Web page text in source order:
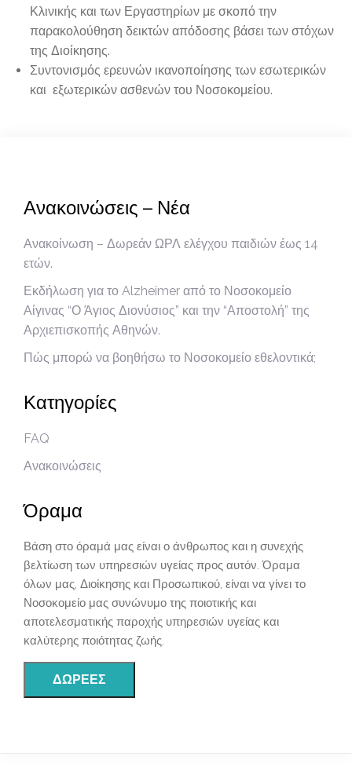
Κλινικής και των Εργαστηρίων με σκοπό την
παρακολούθηση δεικτών απόδοσης βάσει των στόχων
της Διοίκησης.
Συντονισμός ερευνών ικανοποίησης των εσωτερικών
και εξωτερικών ασθενών του Νοσοκομείου.
Ανακοινώσεις – Νέα
Ανακοίνωση – Δωρεάν ΩΡΛ ελέγχου παιδιών έως 14
ετών.
Εκδήλωση για το Alzheimer από το Νοσοκομείο
Αίγινας “Ο Άγιος Διονύσιος” και την “Αποστολή” της
Αρχιεπισκοπής Αθηνών.
Πώς μπορώ να βοηθήσω το Νοσοκομείο εθελοντικά;
Κατηγορίες
FAQ
Ανακοινώσεις
Όραμα
Βάση στο όραμά μας είναι ο άνθρωπος και η συνεχής
βελτίωση των υπηρεσιών υγείας προς αυτόν. Όραμα
όλων μας, Διοίκησης και Προσωπικού, είναι να γίνει το
Νοσοκομείο μας συνώνυμο της ποιοτικής και
αποτελεσματικής παροχής υπηρεσιών υγείας και
καλύτερης ποιότητας ζωής.
ΔΩΡΕΈΣ